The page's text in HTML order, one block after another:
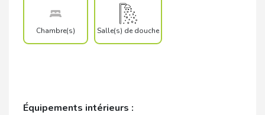
Chambre(s) Salle(s) de douche
Équipements intérieurs :